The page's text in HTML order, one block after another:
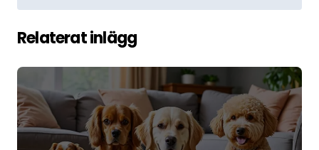
Relaterat inlägg